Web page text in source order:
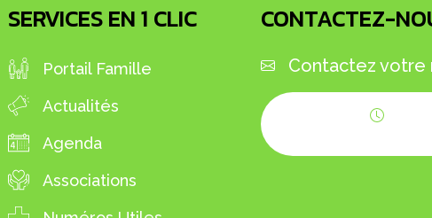
SERVICES EN 1 CLIC
Portail Famille
Actualités
Agenda
Associations
CONTACTEZ-
Contactez votre